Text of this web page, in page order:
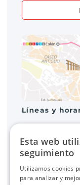
Líneas y
Toda la
horarios,
Esta web
seguimiento
Utilizamos cookies
para analizar y